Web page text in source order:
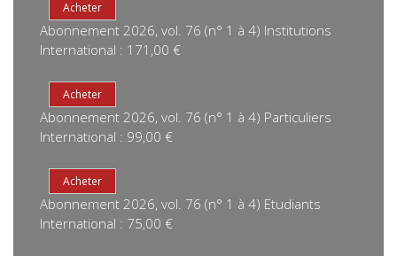
Abonnement 2026, vol. 76 (n° 1 à 4) Institutions
International : 171,00 €
Abonnement 2026, vol. 76 (n° 1 à 4) Particuliers
International : 99,00 €
Abonnement 2026, vol. 76 (n° 1 à 4) Etudiants
International : 75,00 €